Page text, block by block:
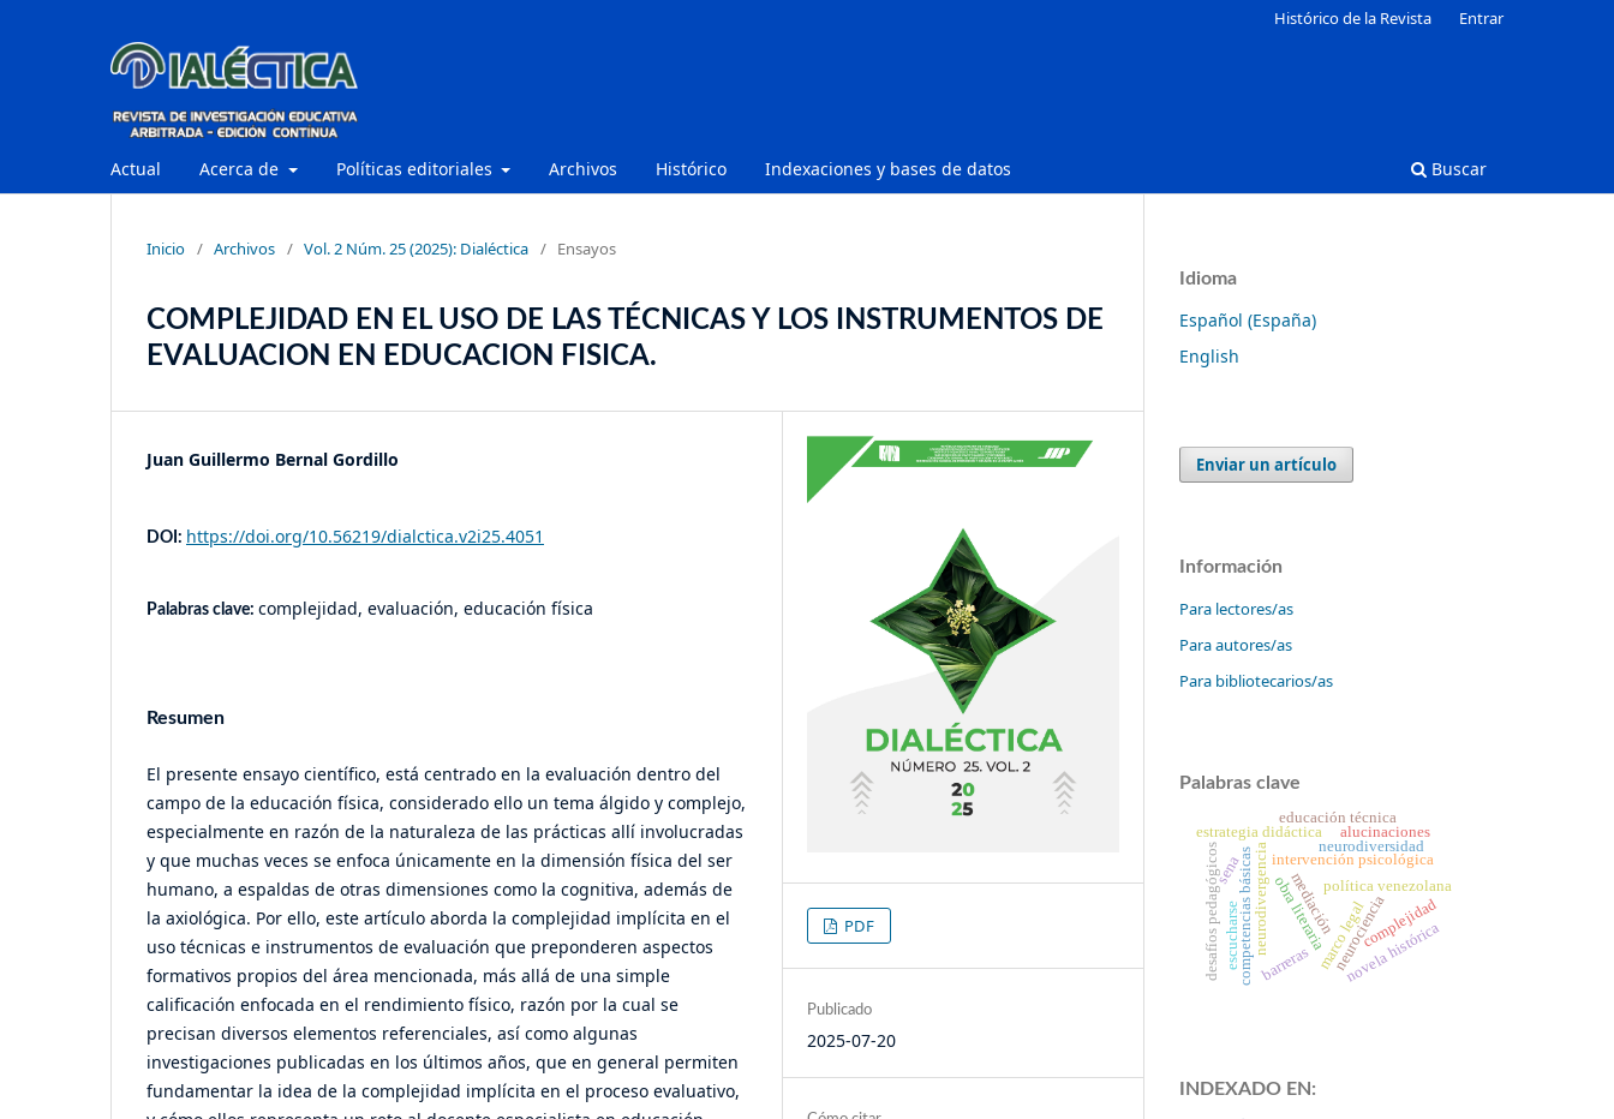
Actual Acerca de Políticas editoriales Archivos Histórico Indexaciones y bases de datos Buscar
Histórico de la Revista Entrar
Inicio / Archivos / Vol. 2 Núm. 25 (2025): Dialéctica / Ensayos
COMPLEJIDAD EN EL USO DE LAS TÉCNICAS Y LOS INSTRUMENTOS DE
EVALUACION EN EDUCACION FISICA.
Juan Guillermo Bernal Gordillo
DOI: https://doi.org/10.56219/dialctica.v2i25.4051
Palabras clave: complejidad, evaluación, educación física
Resumen
El presente ensayo científico, está centrado en la evaluación dentro del
campo de la educación física, considerado ello un tema álgido y complejo,
especialmente en razón de la naturaleza de las prácticas allí involucradas
y que muchas veces se enfoca únicamente en la dimensión física del ser
humano, a espaldas de otras dimensiones como la cognitiva, además de
la axiológica. Por ello, este artículo aborda la complejidad implícita en el
uso técnicas e instrumentos de evaluación que preponderen aspectos
formativos propios del área mencionada, más allá de una simple
calificación enfocada en el rendimiento físico, razón por la cual se
precisan diversos elementos referenciales, así como algunas
investigaciones publicadas en los últimos años, que en general permiten
fundamentar la idea de la complejidad implícita en el proceso evaluativo,
PDF
Publicado
2025-07-20
Idioma
Español (España)
English
Enviar un artículo
Información
Para lectores/as
Para autores/as
Para bibliotecarios/as
Palabras clave
intervención psicológica
política venezolana
neurodivergencia neurodiversidad
competencias básicas neurociencia
mediación
estrategia didáctica
novela histórica
obra literaria complejidad
sena
educación técnica
alucinaciones
desafíos pedagógicos marco legal
barreras
escucharse
INDEXADO EN: